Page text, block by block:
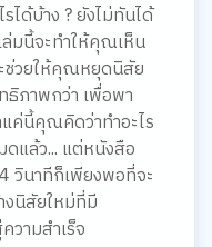
ได้บ้าง ? ยังไม่ทันได้
มนี้จะทำให้คุณเห็น
ช่วยให้คุณหยุดนิสัย
ธิภาพกว่า เพื่อพา
ค่นี้คุณคิดว่าทำอะไร
ดแล้ว... แต่หนังสือ
วินาทีก็เพียงพอที่จะ
นิสัยใหม่ที่มี
ามสำเร็จ